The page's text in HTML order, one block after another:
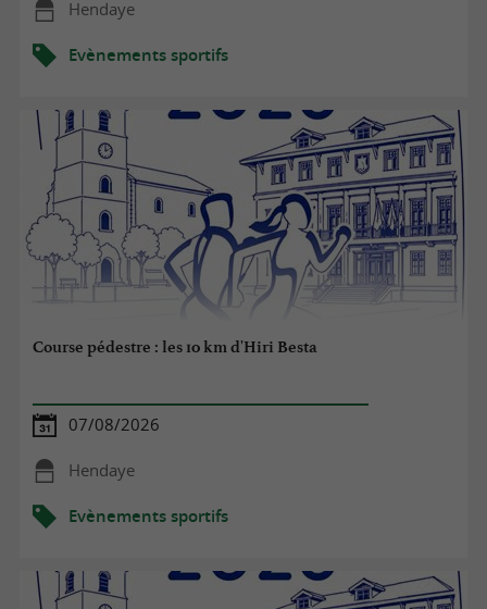
Hendaye
Evènements sportifs
Course pédestre : les 10 km d'Hiri Besta
07/08/2026
Hendaye
Evènements sportifs